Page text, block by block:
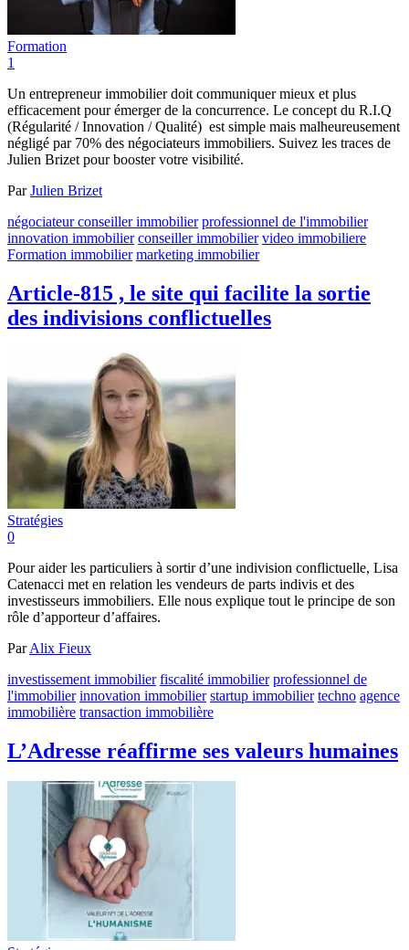
Formation
1
Un entrepreneur immobilier doit communiquer mieux et plus
efficacement pour émerger de la concurrence. Le concept du R.I.Q
(Régularité / Innovation / Qualité) est simple mais malheureusement
négligé par 70% des négociateurs immobiliers. Suivez les traces de
Julien Brizet pour booster votre visibilité.
ParJulien Brizet
négociateur conseiller immobilier professionnel de l'immobilier
innovation immobilier conseiller immobilier video immobiliere
Formation immobilier marketing immobilier
Article-815 , le site qui facilite la sortie
des indivisions conflictuelles
Stratégies
0
Pour aider les particuliers à sortir d’une indivision conflictuelle, Lisa
Catenacci met en relation les vendeurs de parts indivis et des
investisseurs immobiliers. Elle nous explique tout le principe de son
rôle d’apporteur d’affaires.
ParAlix Fieux
investissement immobilier fiscalité immobilier professionnel de
l'immobilier innovation immobilier startup immobilier techno agence
immobilière transaction immobilière
L’Adresse réaffirme ses valeurs humaines